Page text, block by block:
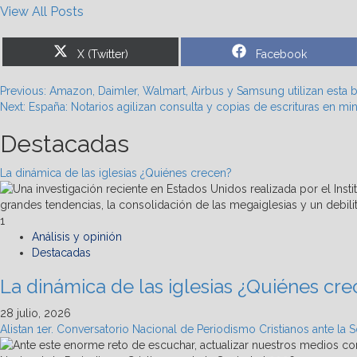
View All Posts
Share
on
X (Twitter)
Share
on
Facebook
Post
navigation
Previous: Amazon, Daimler, Walmart, Airbus y Samsung utilizan esta
Next: España: Notarios agilizan consulta y copias de escrituras en
Destacadas
La dinámica de las iglesias ¿Quiénes crecen?
1
Análisis y opinión
Destacadas
La dinámica de las iglesias ¿Quiénes
28 julio, 2026
Alistan 1er. Conversatorio Nacional de Periodismo Cristianos ante la